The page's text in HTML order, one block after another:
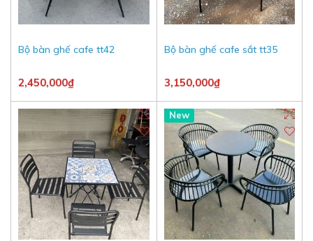
Bộ bàn ghế cafe tt42
2,450,000₫
Bộ bàn ghế cafe sắt tt35
3,150,000₫
New